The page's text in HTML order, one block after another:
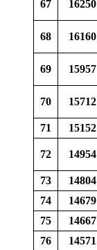
67 16250
68 16160
69 15957
70 15712
71
15152
72 14954
73
14804
74
14679
75
14667
76
14571